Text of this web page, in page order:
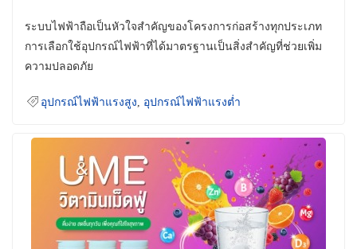
ระบบไฟฟ้าถือเป็นหัวใจสำคัญของโครงการก่อสร้างทุกประเภท
การเลือกใช้อุปกรณ์ไฟฟ้าที่ได้มาตรฐานเป็นสิ่งสำคัญที่ช่วยเพิ่ม
ความปลอดภัย
อุปกรณ์ไฟฟ้าแรงสูง อุปกรณ์ไฟฟ้าแรงต่ำ